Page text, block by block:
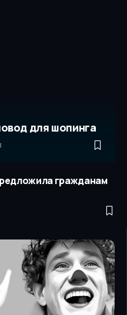
для шопинга
гражданам